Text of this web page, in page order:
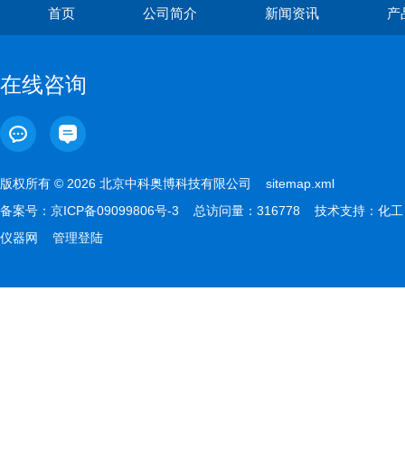
首页 公司简介 新闻资讯 产
在线咨询
版权所有 © 2026 北京中科奥博科技有限公司 sitemap.xml
备案号： 京ICP备09099806号-3 总访问量：316778 技术支持： 化工
仪器网
管理登陆